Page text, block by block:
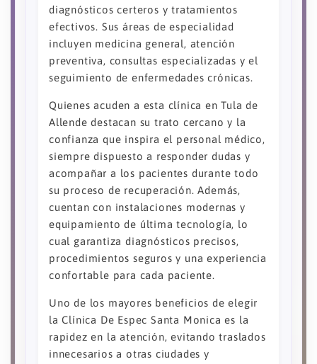
diagnósticos certeros y tratamientos
efectivos. Sus áreas de especialidad
incluyen medicina general, atención
preventiva, consultas especializadas y el
seguimiento de enfermedades crónicas.
Quienes acuden a esta clínica en Tula de
Allende destacan su trato cercano y la
confianza que inspira el personal médico,
siempre dispuesto a responder dudas y
acompañar a los pacientes durante todo
su proceso de recuperación. Además,
cuentan con instalaciones modernas y
equipamiento de última tecnología, lo
cual garantiza diagnósticos precisos,
procedimientos seguros y una experiencia
confortable para cada paciente.
Uno de los mayores beneficios de elegir
la Clínica De Espec Santa Monica es la
rapidez en la atención, evitando traslados
innecesarios a otras ciudades y